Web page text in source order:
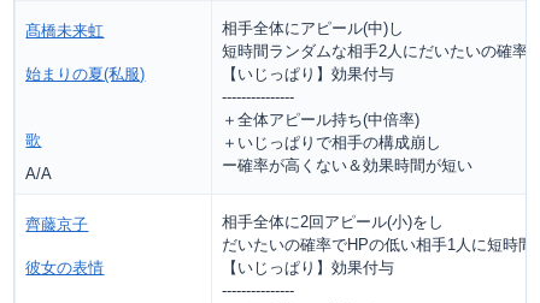
髙橋未来虹
始まりの夏(私服)
歌
A/A
相手全体にアピール(中)し
短時間ランダムな相手2人にだいたいの確率
【いじっぱり】効果付与
---------------
＋全体アピール持ち(中倍率)
＋いじっぱりで相手の構成崩し
ー確率が高くない＆効果時間が短い
齊藤京子
彼女の表情
相手全体に2回アピール(小)をし
だいたいの確率でHPの低い相手1人に短時間
【いじっぱり】効果付与
---------------